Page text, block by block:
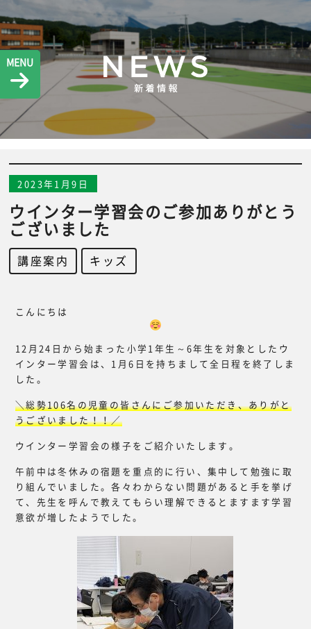
MENU
2023年1月9日
ウインター学習会のご参加ありがとう
ございました
講座案内 キッズ
こんにちは
12月24日から始まった小学1年生～6年生を対象としたウ
インター学習会は、1月6日を持ちまして全日程を終了しま
した。
＼総勢106名の児童の皆さんにご参加いただき、ありがと
うございました！！／
ウインター学習会の様子をご紹介いたします。
午前中は冬休みの宿題を重点的に行い、集中して勉強に取
り組んでいました。各々わからない問題があると手を挙げ
て、先生を呼んで教えてもらい理解できるとますます学習
意欲が増したようでした。